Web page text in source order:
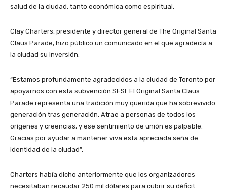
salud de la ciudad, tanto económica como espiritual.
Clay Charters, presidente y director general de The Original Santa
Claus Parade, hizo público un comunicado en el que agradecía a
la ciudad su inversión.
“Estamos profundamente agradecidos a la ciudad de Toronto por
apoyarnos con esta subvención SESI. El Original Santa Claus
Parade representa una tradición muy querida que ha sobrevivido
generación tras generación. Atrae a personas de todos los
orígenes y creencias, y ese sentimiento de unión es palpable.
Gracias por ayudar a mantener viva esta apreciada seña de
identidad de la ciudad”.
Charters había dicho anteriormente que los organizadores
necesitaban recaudar 250 mil dólares para cubrir su déficit